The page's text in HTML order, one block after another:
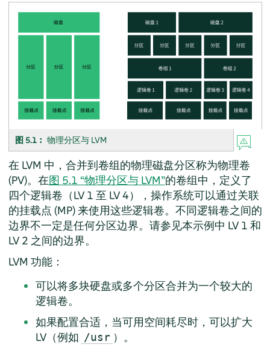
图 5.1︰ 物理分区与 LVM
在 LVM 中，合并到卷组的物理磁盘分区称为物理卷
(PV)。在图 5.1 “物理分区与 LVM”的卷组中，定义了
四个逻辑卷（LV 1 至 LV 4），操作系统可以通过关联
的挂载点 (MP) 来使用这些逻辑卷。不同逻辑卷之间的
边界不一定是任何分区边界。请参见本示例中 LV 1 和
LV 2 之间的边界。
LVM 功能：
可以将多块硬盘或多个分区合并为一个较大的
逻辑卷。
如果配置合适，当可用空间耗尽时，可以扩大
LV（例如 /usr ）。